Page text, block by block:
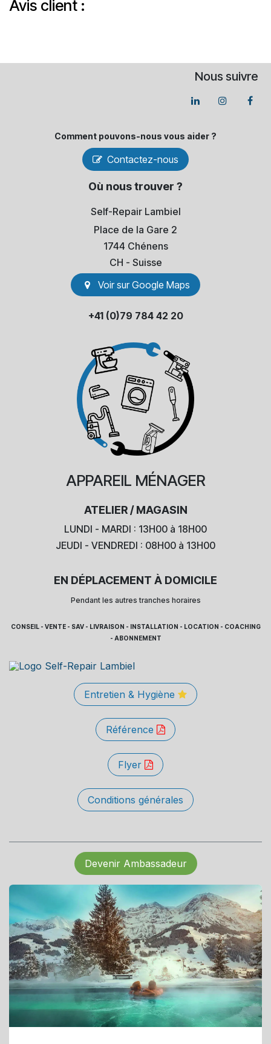
Avis client :
Nous suivre
Comment pouvons-​nous vous aider ?
Contactez-nous
Où nous trouver ?
Self-Repair Lambiel
Place de la Gare 2
1744 Chénens
​CH - Suisse
Voir sur Go​​ogle Maps
+41 (0)79 784 42 20
APPAREIL MÉNAGER
ATELIER / MAGASIN
LUNDI - MARDI : 13H00 à 18H00
JEUDI - VENDREDI : 08H00 à 13H00
EN DÉPLACEMENT À DOMICILE
Pendant les autres tranches horaires
CONSEIL - VENTE - SAV - LIVRAISON - INSTALLATION - LOCATION - COACHING
- ABONNEMENT
Entretien & Hygiène
Référence
Flyer
Conditions générales
Devenir Ambassadeur